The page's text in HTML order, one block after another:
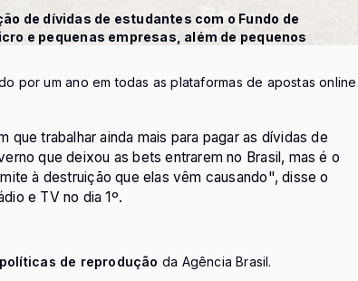
de dívidas de estudantes com o Fundo de
e pequenas empresas, além de pequenos
por um ano em todas as plataformas de apostas online,
que trabalhar ainda mais para pagar as dívidas de
que deixou as bets entrarem no Brasil, mas é o
à destruição que elas vêm causando", disse o
e TV no dia 1º.
políticas de reprodução da Agência Brasil.